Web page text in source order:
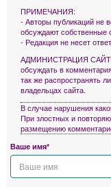
ПРИМЕЧАНИЯ:
- Авторы публикаций не
обсуждают собственные
- Редакция не несет
АДМИНИСТРАЦИЯ САЙТА
обсуждать в
так же распространять
владельцах сайта.
В случае нарушения
При злостных и
размещению
Ваше имя*